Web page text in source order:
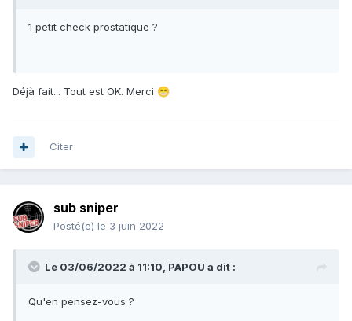
1 petit check prostatique ?
Déjà fait... Tout est OK. Merci 😁
Citer
sub sniper
Posté(e) le 3 juin 2022
Le 03/06/2022 à 11:10, PAPOU a dit :
Qu'en pensez-vous ?